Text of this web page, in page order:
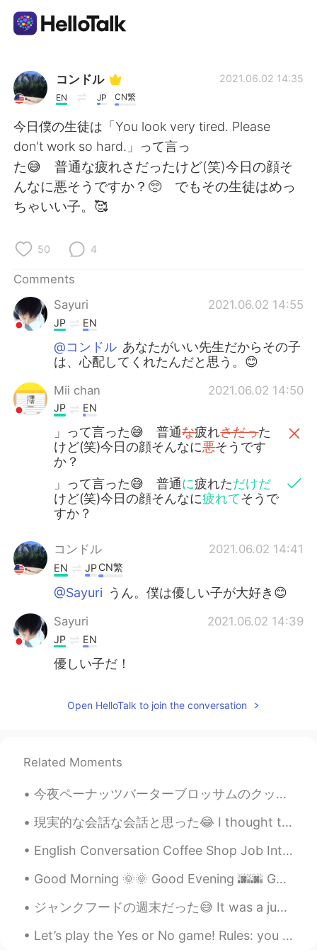
Language Exchange App
AI Grammar Checker
English
简体中文
Español
Français
日本語
Русский ไทย
Indonesia
Türkçe Tiếng Việt
Português
コンドル
EN JP CN繁
2021.06.02 14:35
今日僕の生徒は「You look very tired. Please
don't work so hard.」って言っ
た😅 普通な疲れさだったけど(笑)今日の顔そ
んなに悪そうですか？🥺 でもその生徒はめっ
ちゃいい子。🥰
50 4
Comments
Sayuri
2021.06.02 14:55
JP EN
@コンドル あなたがいい先生だからその子
は、心配してくれたんだと思う。😊
Mii chan 2021.06.02 14:50
JP EN
」って言った😅 普通な疲れさだった
けど(笑)今日の顔そんなに悪そうです
か？
」って言った😅 普通に疲れただけだ
けど(笑)今日の顔そんなに疲れてそうで
すか？
コンドル 2021.06.02 14:41
EN JPCN繁
@Sayuri うん。僕は優しい子が大好き😊
Sayuri 2021.06.02 14:39
JP EN
優しい子だ！
Open HelloTalk to join the conversation
Related Moments
今夜ペーナッツバーターブロッサムのクッキーを作った Tonight I made peanut butter blossom cookies 大抵冬の時期にこんなクッキーを作るけど、これを食べ...
現実的な会話な会話と思った😂 I thought these are some realistic conversations これは私のシャドウイングの練習の本から They’re fro...
English Conversation Coffee Shop Job Interview Tony: Hi! Are you the manager? My name’s Tony. ...
Good Morning 🌞🌞 Good Evening 🌆🌆 Got some great pictures when I picked up my Jetski today !! ☁️ ...
ジャンクフードの週末だった😅 It was a junk food weekend 金曜日には、家族と一緒にダリバリーでピザを買った On Friday, I had some deliver...
Let’s play the Yes or No game! Rules: you can only say yes once and No once! 1. Are you beauti...